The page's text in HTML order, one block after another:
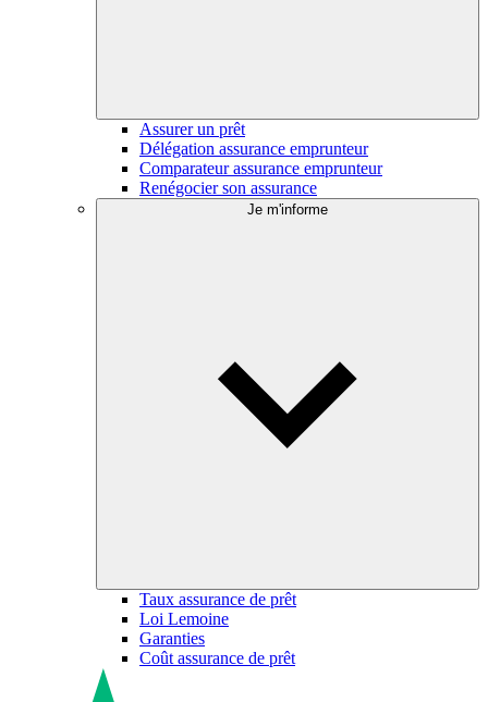
Assurer un prêt
Délégation assurance emprunteur
Comparateur assurance emprunteur
Renégocier son assurance
Je m'informe
Taux assurance de prêt
Loi Lemoine
Garanties
Coût assurance de prêt